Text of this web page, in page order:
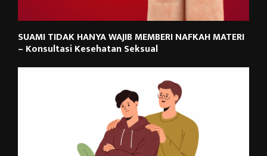
SUAMI TIDAK HANYA WAJIB MEMBERI NAFKAH MATERI
– Konsultasi Kesehatan Seksual